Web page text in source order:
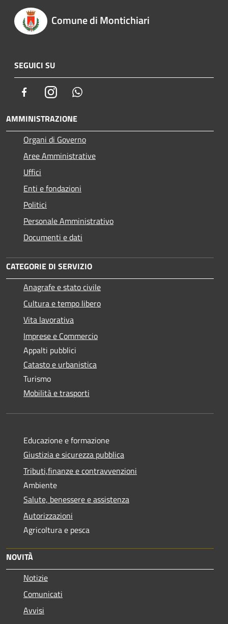
Comune di Montichiari
SEGUICI SU
FacebookInstagram
AMMINISTRAZIONE
Organi di Governo
Aree Amministrative
Uffici
Enti e fondazioni
Politici
Personale Amministrativo
Documenti e dati
CATEGORIE DI SERVIZIO
Anagrafe e stato civile
Cultura e tempo libero
Vita lavorativa
Imprese e Commercio
Appalti pubblici
Catasto e urbanistica
Turismo
Mobilità e trasporti
Educazione e formazione
Giustizia e sicurezza pubblica
Tributi,finanze e contravvenzioni
Ambiente
Salute, benessere e assistenza
Autorizzazioni
Agricoltura e pesca
NOVITÀ
Notizie
Comunicati
Avvisi